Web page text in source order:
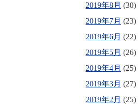
2019年8月 (30)
2019年7月 (23)
2019年6月 (22)
2019年5月 (26)
2019年4月 (25)
2019年3月 (27)
2019年2月 (25)